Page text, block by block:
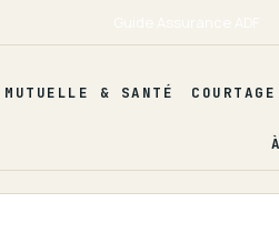
MUTUELLE & SANTÉ